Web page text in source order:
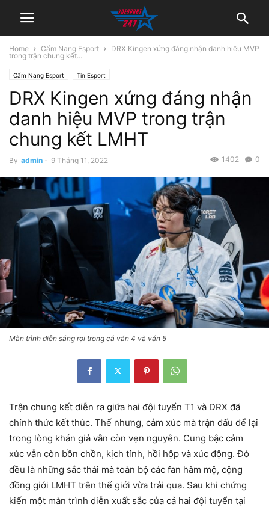
Home Cẩm Nang Esport
DRX Kingen xứng đáng nhận danh hiệu MVP
trong trận chung kết...
Cẩm Nang Esport Tin Esport
DRX Kingen xứng đáng nhận
danh hiệu MVP trong trận
chung kết LMHT
By admin - 9 Tháng 11, 2022 0
1402
Màn trình diễn sáng rọi trong cả ván 4 và ván 5
Trận chung kết diễn ra giữa hai đội tuyển T1 và DRX đã
chính thức kết thúc. Thế nhưng, cảm xúc mà trận đấu để lại
trong lòng khán giả vẫn còn vẹn nguyên. Cung bậc cảm
xúc vẫn còn bồn chồn, kịch tính, hồi hộp và xúc động. Đó
đều là những sắc thái mà toàn bộ các fan hâm mộ, cộng
đồng giới LMHT trên thế giới vừa trải qua. Sau khi chứng
kiến một màn trình diễn xuất sắc của cả hai đội tuyển tại